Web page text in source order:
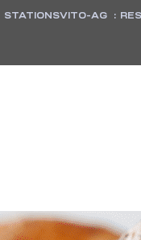
STATIONSVITO-AG :